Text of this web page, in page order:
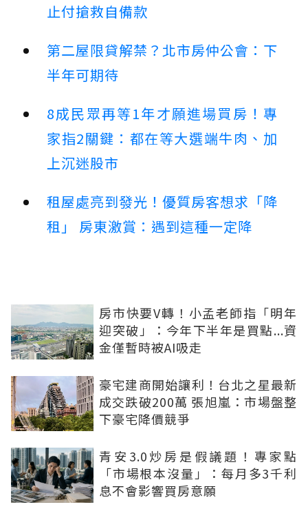
止付搶救自備款
第二屋限貸解禁？北市房仲公會：下
半年可期待
8成民眾再等1年才願進場買房！專
家指2關鍵：都在等大選端牛肉、加
上沉迷股市
租屋處亮到發光！優質房客想求「降
租」 房東激賞：遇到這種一定降
房市快要V轉！小孟老師指「明年
迎突破」：今年下半年是買點...資
金僅暫時被AI吸走
豪宅建商開始讓利！台北之星最新
成交跌破200萬 張旭嵐：市場盤整
下豪宅降價競爭
青安3.0炒房是假議題！專家點
「市場根本沒量」：每月多3千利
息不會影響買房意願